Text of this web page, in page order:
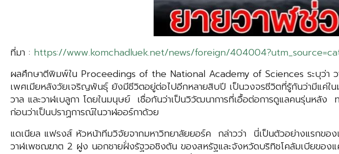
ที่มา : https://www.komchadluek.net/news/foreign/
ผลศึกษาตีพิมพ์ใน Proceedings of the National Academy of Sciences ระบุว่า
เพศเมียหลังวัยเจริญพันธุ์ ยังมีชีวิตอยู่ต่อไปอีกหลายสิบปี เป็นวงจรชีวิตที่รู้กันว่ามีแค่
วาล และวาฬเบลูกา โดยในมนุษย์ เชื่อกันว่าเป็นวิวัฒนาการที่เอื้อต่อการดูแลคนรุ่นห
ก่อนว่าเป็นปราฏการณ์ในวาฬออร์กาด้วย
แดเนียล แฟรงส์ หัวหน้าทีมวิจัยจากมหาวิทยาลัยยอร์ค กล่าวว่า นี่เป็นตัวอย่างแรกขอ
วาฬเพชฌฆาต 2 ฝูง นอกชายฝั่งรัฐวอชิงตัน ของสหรัฐและจังหวัดบริทิชโคลัมเบียขอ